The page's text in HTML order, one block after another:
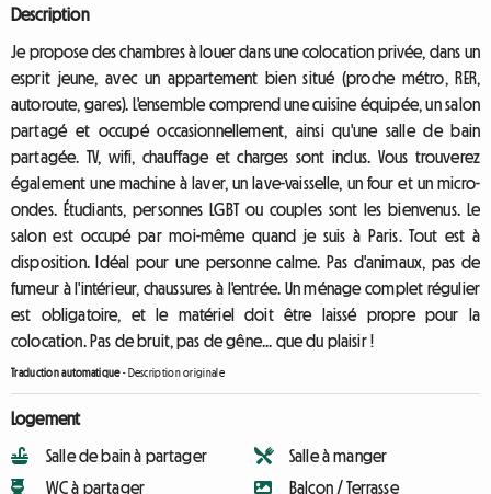
Description
Je propose des chambres à louer dans une colocation privée, dans un
esprit jeune, avec un appartement bien situé (proche métro, RER,
autoroute, gares). L'ensemble comprend une cuisine équipée, un salon
partagé et occupé occasionnellement, ainsi qu'une salle de bain
partagée. TV, wifi, chauffage et charges sont inclus. Vous trouverez
également une machine à laver, un lave-vaisselle, un four et un micro-
ondes. Étudiants, personnes LGBT ou couples sont les bienvenus. Le
salon est occupé par moi-même quand je suis à Paris. Tout est à
disposition. Idéal pour une personne calme. Pas d'animaux, pas de
fumeur à l'intérieur, chaussures à l'entrée. Un ménage complet régulier
est obligatoire, et le matériel doit être laissé propre pour la
colocation. Pas de bruit, pas de gêne... que du plaisir !
Traduction automatique- Description originale
Logement
Salle de bain à partager
WC à partager
Salle à manger
Balcon / Terrasse